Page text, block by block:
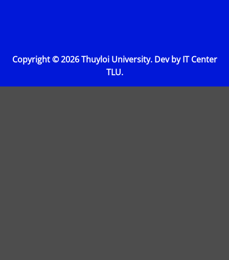
Copyright © 2026 Thuyloi University. Dev by IT Center
TLU.